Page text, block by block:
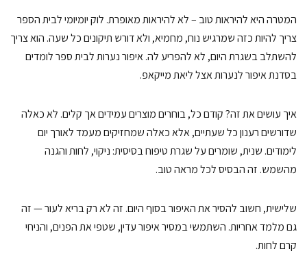
המטרה היא להיראות טוב – לא להיראות מאופרת. לוק יומיומי לבית הספר
צריך להיות כזה שמרגיש נוח, מחמיא, ולא דורש תיקונים כל שעה. הוא צריך
להשתלב בשגרת היום, לא להפריע לה. איפור נערות לבית ספר לומדים
בסדנת איפור לנערות אצל ליאת מייקאפ.
איך עושים את זה? קודם כל, בוחרים מוצרים עמידים אך קלים. לא כאלה
שדורשים רענון כל שעתיים, אלא כאלה שמחזיקים מעמד לאורך יום
לימודים. שנית, שומרים על שגרת טיפוח בסיסית: ניקוי, לחות והגנה
מהשמש. זה הבסיס לכל מראה טוב.
שלישית, חשוב להסיר את האיפור בסוף היום. זה לא רק בריא לעור — זה
גם מלמד אחריות. השתמשי במסיר איפור עדין, שטפי את הפנים, והניחי
קרם לחות.